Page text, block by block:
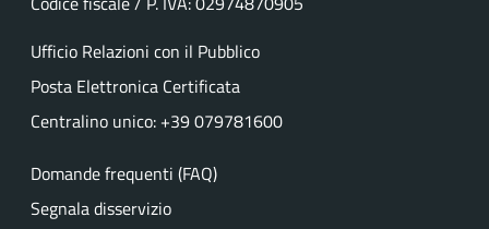
Ufficio Relazioni con il Pubblico
Posta Elettronica Certificata
Centralino unico: +39 079781600
Domande frequenti (FAQ)
Segnala disservizio